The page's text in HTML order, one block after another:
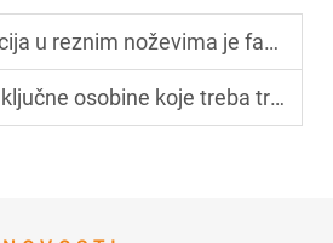
noževima je faktor koji podstiče napredak rezne tehnologije
koje treba tražiti u nosilju pneumatskog oštrica?